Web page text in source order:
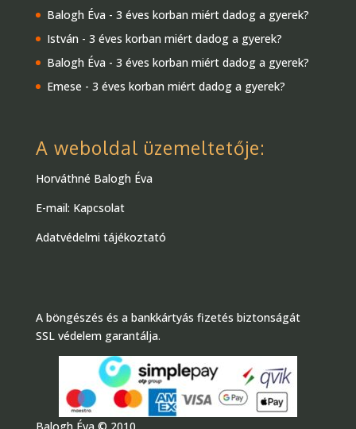
Balogh Éva - 3 éves korban miért dadog a gyerek?
István - 3 éves korban miért dadog a gyerek?
Balogh Éva - 3 éves korban miért dadog a gyerek?
Emese - 3 éves korban miért dadog a gyerek?
A weboldal üzemeltetője:
Horváthné Balogh Éva
E-mail: Kapcsolat
Adatvédelmi tájékoztató
A böngészés és a bankkártyás fizetés biztonságát
SSL védelem garantálja.